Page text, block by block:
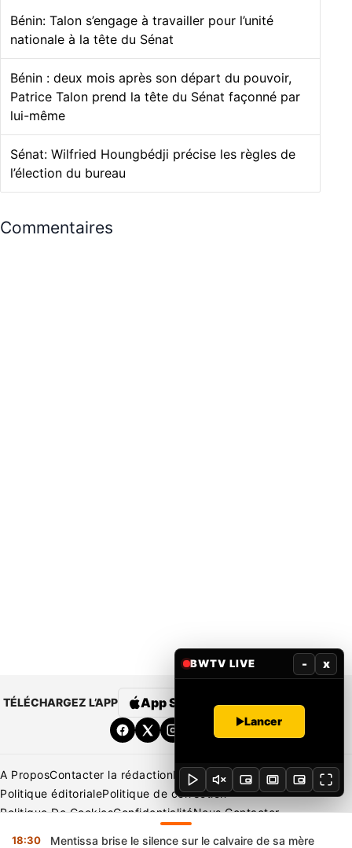
Bénin: Talon s’engage à travailler pour l’unité
nationale à la tête du Sénat
Bénin : deux mois après son départ du pouvoir,
Patrice Talon prend la tête du Sénat façonné par
lui-même
Sénat: Wilfried Houngbédji précise les règles de
l’élection du bureau
Commentaires
TÉLÉCHARGEZ L’APP App Store Google Play
A ProposContacter la rédactionRédaction
Mentions légales
Politique éditorialePolitique de correction
ApplicationsBeNews | FranceBeNews | Ivoire
18:30 Mentissa brise le silence sur le calvaire de sa mère
BWTV LIVE - x
Lancer